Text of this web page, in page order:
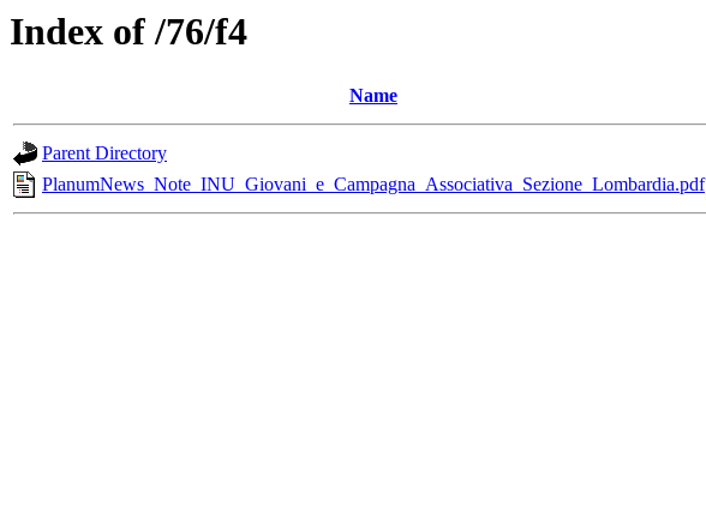
Index of /76/f4
Name
Parent Directory
PlanumNews_Note_INU_Giovani_e_Campagna_Associativa_Sezione_Lombardia.pdf